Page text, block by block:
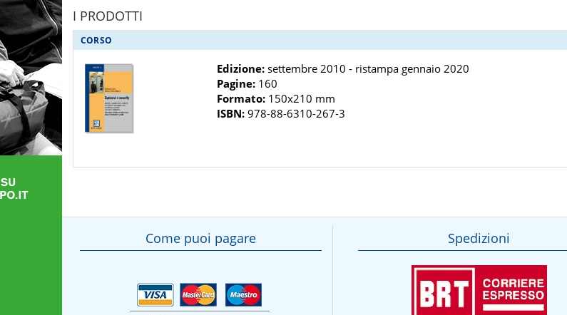
I PRODOTTI
CORSO
Edizione: settembre 2010 - ristampa gennaio 2020
Pagine: 160
Formato: 150x210 mm
ISBN: 978-88-6310-267-3
Come puoi pagare Spedizioni